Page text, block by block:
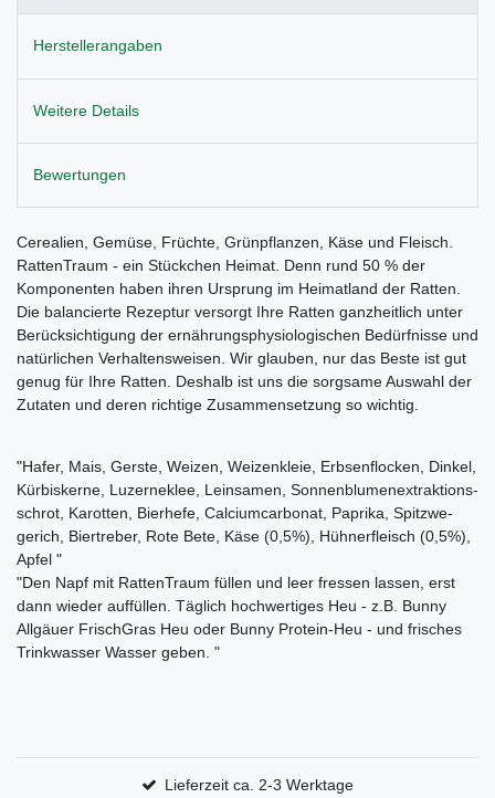
Herstellerangaben
Weitere Details
Bewertungen
Cerealien, Gemüse, Früchte, Grünpflanzen, Käse und Fleisch.
RattenTraum - ein Stückchen Heimat. Denn rund 50 % der
Komponenten haben ihren Ursprung im Heimatland der Ratten.
Die balancierte Rezeptur versorgt Ihre Ratten ganzheitlich unter
Berücksichtigung der ernährungsphysiologischen Bedürfnisse und
natürlichen Verhaltensweisen. Wir glauben, nur das Beste ist gut
genug für Ihre Ratten. Deshalb ist uns die sorgsame Auswahl der
Zutaten und deren richtige Zusammensetzung so wichtig.
"Hafer, Mais, Gerste, Weizen, Weizenkleie, Erbsenflocken, Dinkel,
Kürbiskerne, Luzerneklee, Leinsamen, Sonnenblumenextraktions-
schrot, Karotten, Bierhefe, Calciumcarbonat, Paprika, Spitzwe-
gerich, Biertreber, Rote Bete, Käse (0,5%), Hühnerfleisch (0,5%),
Apfel "
"Den Napf mit RattenTraum füllen und leer fressen lassen, erst
dann wieder auffüllen. Täglich hochwertiges Heu - z.B. Bunny
Allgäuer FrischGras Heu oder Bunny Protein-Heu - und frisches
Trinkwasser Wasser geben. "
Lieferzeit ca. 2-3 Werktage